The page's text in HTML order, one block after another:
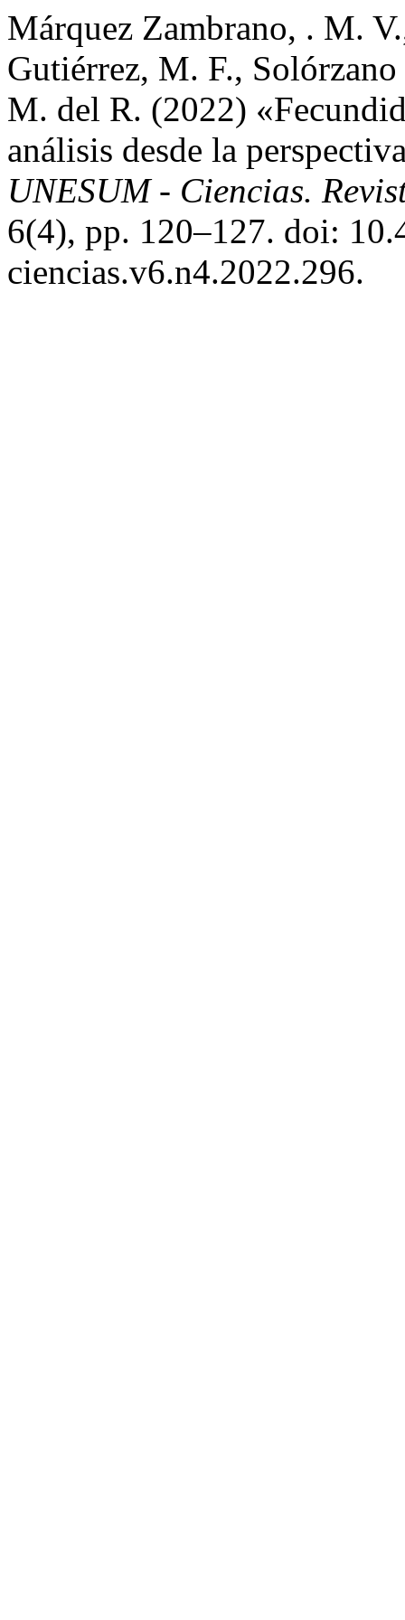
Márquez Zambrano, . M.
Gutiérrez, M. F.,
M. del R. (2022)
análisis desde la
UNESUM - Ciencias.
6(4), pp. 120–127. doi:
ciencias.v6.n4.2022.296.